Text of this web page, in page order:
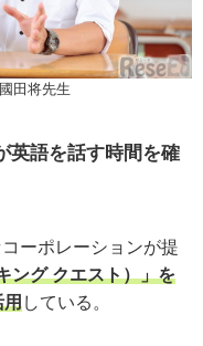
田将先生
英語を話す時間を確
ーポレーションが提
ング クエスト）」を
用している。